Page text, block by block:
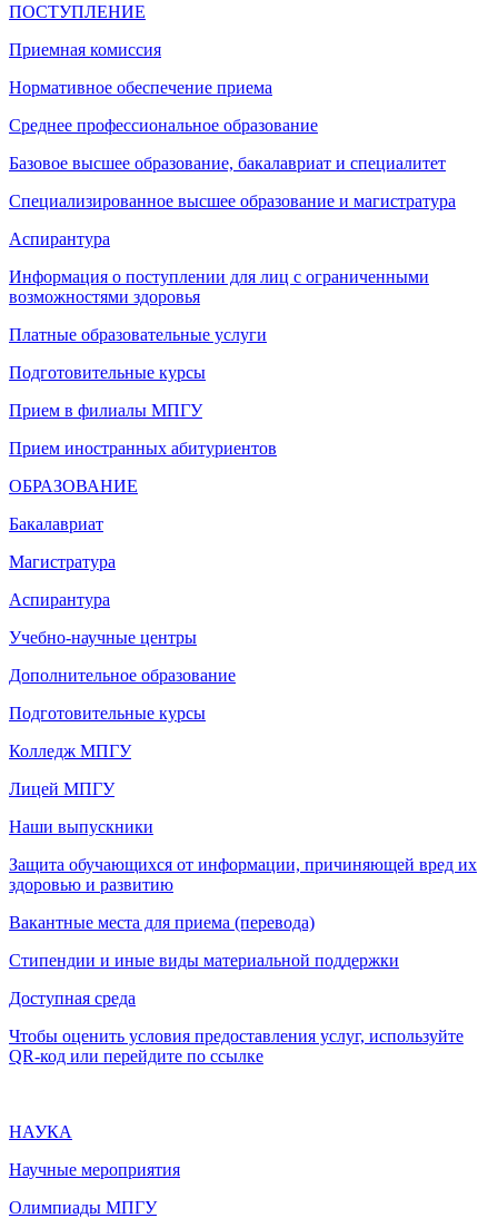
ПОСТУПЛЕНИЕ
Приемная комиссия
Нормативное обеспечение приема
Среднее профессиональное образование
Базовое высшее образование, бакалавриат и специалитет
Специализированное высшее образование и магистратура
Аспирантура
Информация о поступлении для лиц с ограниченными
возможностями здоровья
Платные образовательные услуги
Подготовительные курсы
Прием в филиалы МПГУ
Прием иностранных абитуриентов
ОБРАЗОВАНИЕ
Бакалавриат
Магистратура
Аспирантура
Учебно-научные центры
Дополнительное образование
Подготовительные курсы
Колледж МПГУ
Лицей МПГУ
Наши выпускники
Защита обучающихся от информации, причиняющей вред их
здоровью и развитию
Вакантные места для приема (перевода)
Стипендии и иные виды материальной поддержки
Доступная среда
Чтобы оценить условия предоставления услуг, используйте
QR-код или перейдите по ссылке
НАУКА
Научные мероприятия
Олимпиады МПГУ